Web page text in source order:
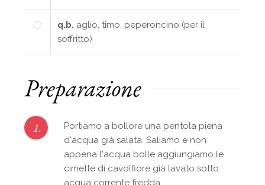
q.b. aglio, timo, peperoncino (per il
soffritto)
Preparazione
1.
Portiamo a bollore una pentola piena
d'acqua già salata. Saliamo e non
appena l'acqua bolle aggiungiamo le
cimette di cavolfiore già lavato sotto
acqua corrente fredda.